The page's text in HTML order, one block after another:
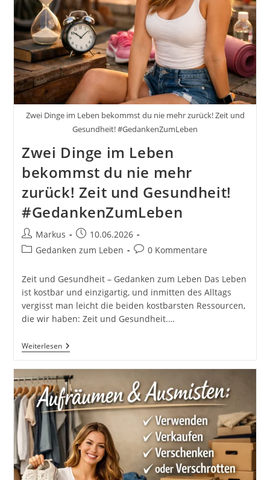
Zwei Dinge im Leben bekommst du nie mehr zurück! Zeit und
Gesundheit! #GedankenZumLeben
Zwei Dinge im Leben
bekommst du nie mehr
zurück! Zeit und Gesundheit!
#GedankenZumLeben
Beitrags-
Autor:
Markus
Beitrag
veröffentlicht:
10.06.2026
Beitrags-
Gedanken zum Leben
Beitrags-
0 Kommentare
Zeit und Gesundheit – Gedanken zum Leben Das Leben
ist kostbar und einzigartig, und inmitten des Alltags
vergisst man leicht die beiden kostbarsten Ressourcen,
die wir haben: Zeit und Gesundheit.…
WeiterlesenZwei
Dinge
Leben
Bekommst
Du
Nie
Mehr
Zurück!
Zeit
Und
Gesundheit!
#GedankenZumLeben